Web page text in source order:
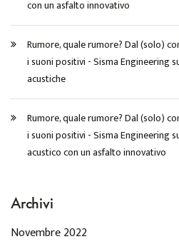
con un asfalto innovativo
Rumore, quale rumore? Dal (solo)
i suoni positivi - Sisma Engineering
acustiche
Rumore, quale rumore? Dal (solo)
i suoni positivi - Sisma Engineering
acustico con un asfalto innovativo
Archivi
Novembre 2022